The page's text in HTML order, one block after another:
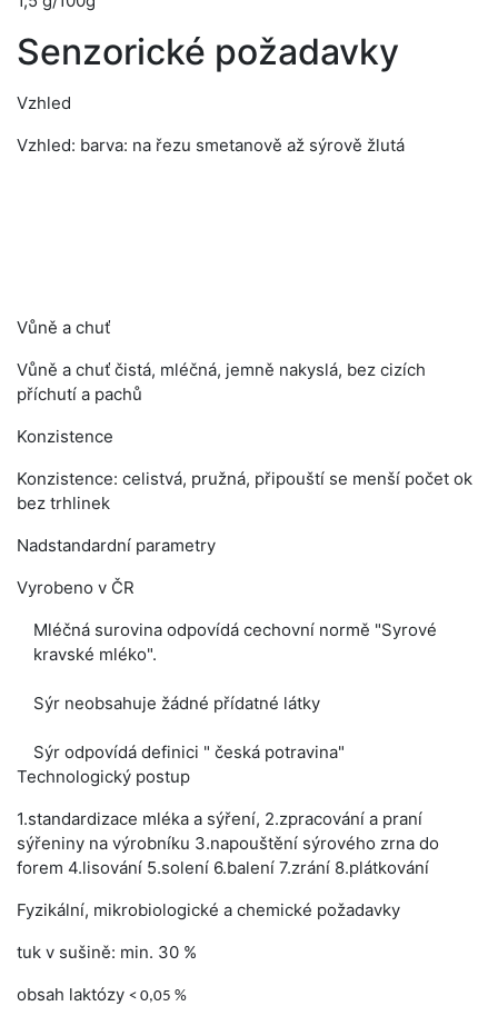
Senzorické požadavky
Vzhled
Vzhled: barva: na řezu smetanově až sýrově žlutá
Vůně a chuť
Vůně a chuť čistá, mléčná, jemně nakyslá, bez cizích
příchutí a pachů
Konzistence
Konzistence: celistvá, pružná, připouští se menší počet ok
bez trhlinek
Nadstandardní parametry
Vyrobeno v ČR
Mléčná surovina odpovídá cechovní normě "Syrové
kravské mléko".
Sýr neobsahuje žádné přídatné látky
Sýr odpovídá definici " česká potravina"
Technologický postup
1.standardizace mléka a sýření, 2.zpracování a praní
sýřeniny na výrobníku 3.napouštění sýrového zrna do
forem 4.lisování 5.solení 6.balení 7.zrání 8.plátkování
Fyzikální, mikrobiologické a chemické požadavky
tuk v sušině: min. 30 %
obsah laktózy < 0,05 %